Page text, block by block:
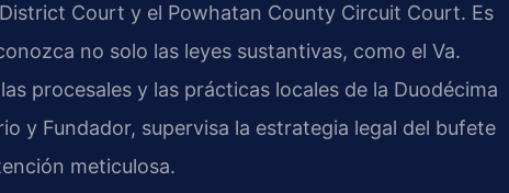
Court y el Powhatan County Circuit Court. Es
no solo las leyes sustantivas, como el Va.
procesales y las prácticas locales de la Duodécima
y Fundador, supervisa la estrategia legal del bufete
meticulosa.